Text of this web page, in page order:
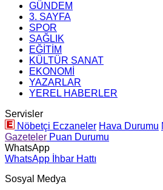
GÜNDEM
3. SAYFA
SPOR
SAĞLIK
EĞİTİM
KÜLTÜR SANAT
EKONOMİ
YAZARLAR
YEREL HABERLER
Servisler
Nöbetçi Eczaneler Hava Durumu
Gazeteler Puan Durumu
WhatsApp
WhatsApp İhbar Hattı
Sosyal Medya